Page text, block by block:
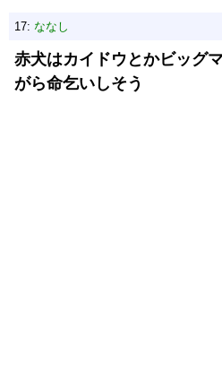
17: ななし
赤犬はカイドウとかビッグ
がら命乞いしそう